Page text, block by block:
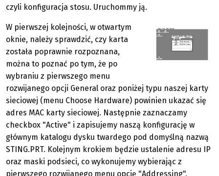
czyli konfiguracja stosu. Uruchommy ją.
W pierwszej kolejności, w otwartym
oknie, należy sprawdzić, czy karta
została poprawnie rozpoznana,
można to poznać po tym, że po
wybraniu z pierwszego menu
rozwijanego opcji General oraz poniżej typu naszej karty
sieciowej (menu Choose Hardware) powinien ukazać się
adres MAC karty sieciowej. Następnie zaznaczamy
checkbox "Active" i zapisujemy naszą konfigurację w
głównym katalogu dysku twardego pod domyślną nazwą
STING.PRT. Kolejnym krokiem będzie ustalenie adresu IP
oraz maski podsieci, co wykonujemy wybierając z
pierwszego rozwijanego menu opcję "Addressing".